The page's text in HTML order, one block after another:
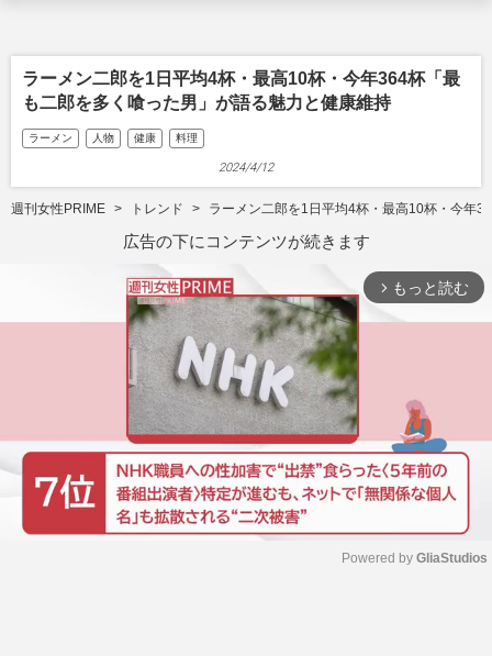
ラーメン二郎を1日平均4杯・最高10杯・今年364杯「最
も二郎を多く喰った男」が語る魅力と健康維持
ラーメン 人物 健康 料理
2024/4/12
週刊女性PRIME トレンド ラーメン二郎を1日平均4杯・最高10杯・今年
広告の下にコンテンツが続きます
arrow_forward_ios もっと読む
Powered by GliaStudios